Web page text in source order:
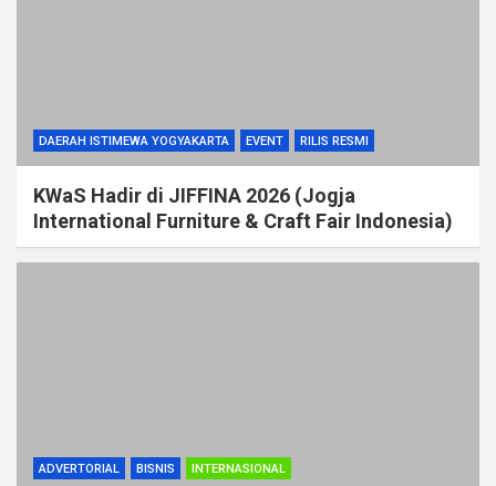
DAERAH ISTIMEWA YOGYAKARTA EVENT RILIS RESMI
KWaS Hadir di JIFFINA 2026 (Jogja
International Furniture & Craft Fair Indonesia)
ADVERTORIAL BISNIS INTERNASIONAL